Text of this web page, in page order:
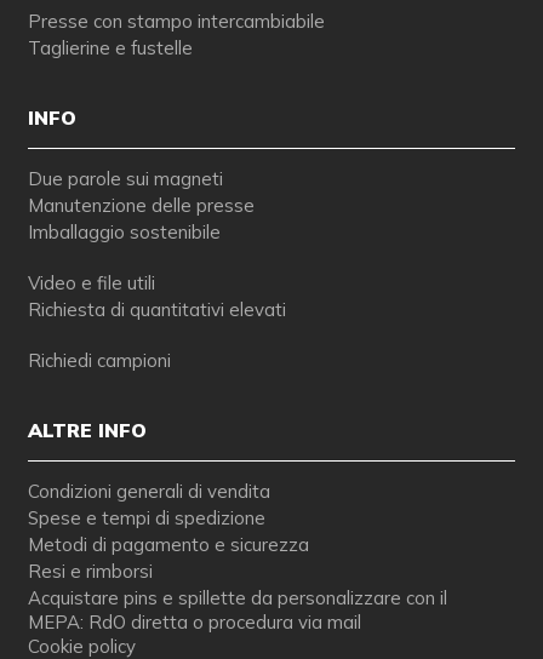
Presse con stampo intercambiabile
Taglierine e fustelle
INFO
Due parole sui magneti
Manutenzione delle presse
Imballaggio sostenibile
Video e file utili
Richiesta di quantitativi elevati
Richiedi campioni
ALTRE INFO
Condizioni generali di vendita
Spese e tempi di spedizione
Metodi di pagamento e sicurezza
Resi e rimborsi
Acquistare pins e spillette da personalizzare con il
MEPA: RdO diretta o procedura via mail
Cookie policy